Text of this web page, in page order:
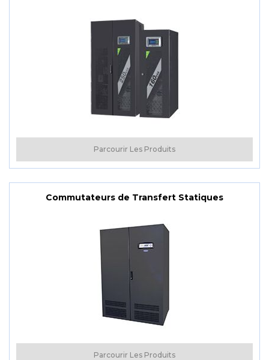
Parcourir Les Produits
Commutateurs de Transfert Statiques
Parcourir Les Produits